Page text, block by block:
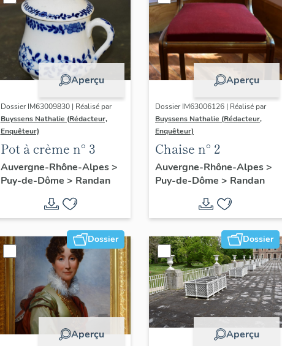
Aperçu
Dossier IM63009830 | Réalisé par
Buyssens Nathalie (Rédacteur,
Enquêteur)
Pot à crème n° 3
Auvergne-Rhône-Alpes>
Puy-de-Dôme > Randan
Aperçu
Dossier IM63006126 | Réalisé par
Buyssens Nathalie (Rédacteur,
Enquêteur)
Chaise n° 2
Auvergne-Rhône-Alpes>
Puy-de-Dôme > Randan
Dossier
Aperçu
Dossier
Aperçu